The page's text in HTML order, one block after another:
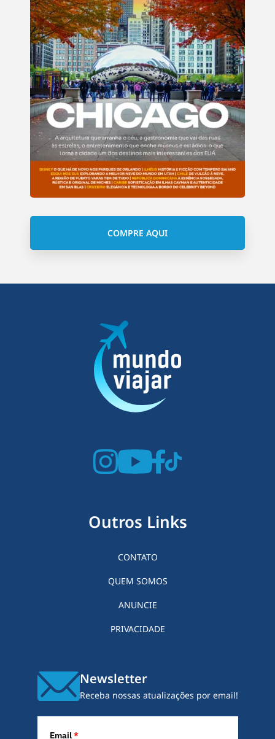
COMPRE AQUI
Outros Links
CONTATO
QUEM SOMOS
ANUNCIE
PRIVACIDADE
Newsletter
Receba nossas atualizações por email!
Email*